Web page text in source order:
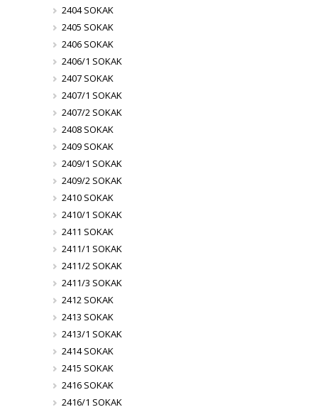
2404 SOKAK
2405 SOKAK
2406 SOKAK
2406/1 SOKAK
2407 SOKAK
2407/1 SOKAK
2407/2 SOKAK
2408 SOKAK
2409 SOKAK
2409/1 SOKAK
2409/2 SOKAK
2410 SOKAK
2410/1 SOKAK
2411 SOKAK
2411/1 SOKAK
2411/2 SOKAK
2411/3 SOKAK
2412 SOKAK
2413 SOKAK
2413/1 SOKAK
2414 SOKAK
2415 SOKAK
2416 SOKAK
2416/1 SOKAK